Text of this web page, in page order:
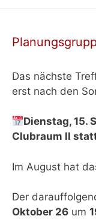
Das nächste
erst nach den
Dienstag, 15.
Clubraum II
Im August hat
Der
Oktober 26 um